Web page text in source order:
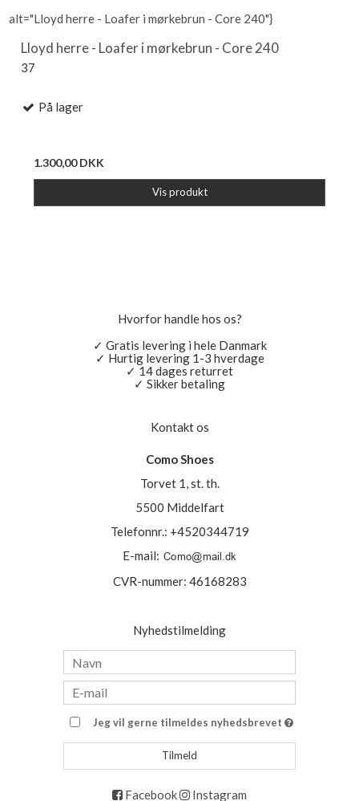
alt="Lloyd herre - Loafer i mørkebrun - Core 240"}
Lloyd herre - Loafer i mørkebrun - Core 240
37
På lager
1.300,00 DKK
Vis produkt
Hvorfor handle hos os?
✓ Gratis levering i hele Danmark
✓ Hurtig levering 1-3 hverdage
✓ 14 dages returret
✓ Sikker betaling
Kontakt os
Como Shoes
Torvet 1, st. th.
5500 Middelfart
Telefonnr.: +4520344719
E-mail:
CVR-nummer: 46168283
Nyhedstilmelding
Jeg vil gerne tilmeldes nyhedsbrevet
Tilmeld
Facebook Instagram